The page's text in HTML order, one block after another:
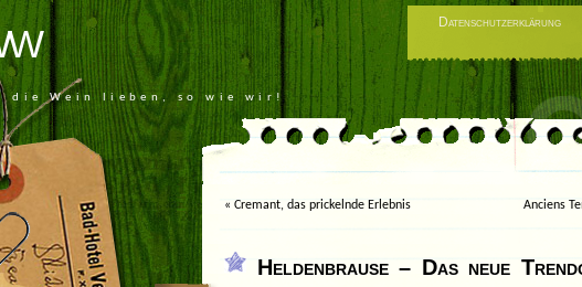
Datenschutzerklärung
die Wein lieben, so wie wir!
« Cremant, das prickelnde Erlebnis Anciens
Heldenbrause – Das neue